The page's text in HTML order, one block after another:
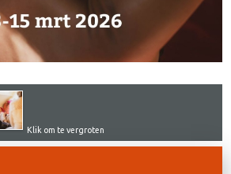
Klik om te vergroten